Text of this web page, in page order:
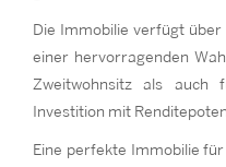
Die Immobilie verfügt über
einer hervorragenden
Zweitwohnsitz als auch
Investition mit
Eine perfekte Immobilie